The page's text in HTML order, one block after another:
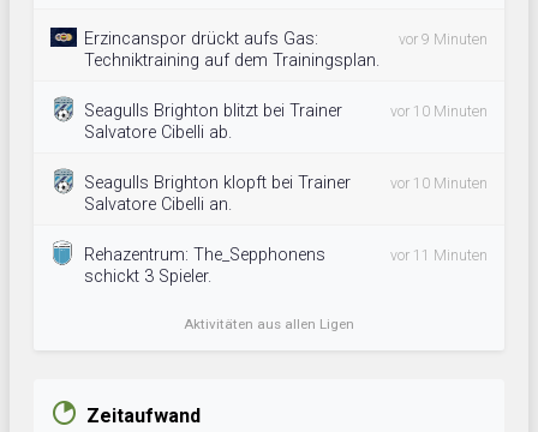
Erzincanspor drückt aufs Gas:
Techniktraining auf dem Trainingsplan.
vor 9 Minuten
Seagulls Brighton blitzt bei Trainer
Salvatore Cibelli ab.
vor 10 Minuten
Seagulls Brighton klopft bei Trainer
Salvatore Cibelli an.
vor 10 Minuten
Rehazentrum: The_Sepphonens
schickt 3 Spieler.
vor 11 Minuten
Aktivitäten aus allen Ligen
Zeitaufwand